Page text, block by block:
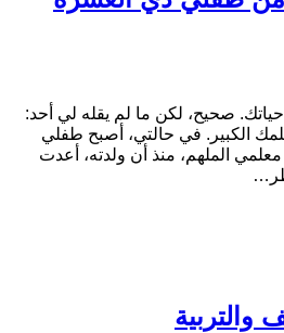
صحيح، لكن ما لم يقله لي أحد:
الكبير. في حالتي، أصبح طفلي
10 أشهر هو معلمي الملهم، منذ أن ولدته، أعدت